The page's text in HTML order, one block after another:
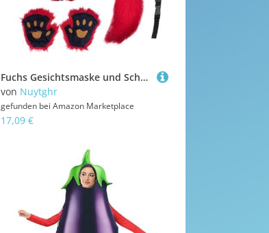
Fuchs Gesichtsmaske und Schwanz | Verkleidung Outfit Halloween Cosplay - Katzen Gesichtsmaske Handschuhe Verkleidung - für Party Feier Event Maskenball Convention Karneval Festtage Erwachsene Jugendli
von Nuytghr
gefunden bei Amazon Marketplace
17,09 €